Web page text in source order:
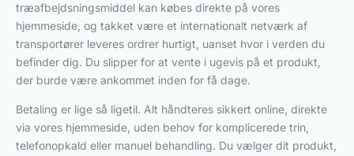
træafbejdsningsmiddel kan købes direkte på vores
hjemmeside, og takket være et internationalt netværk af
transportører leveres ordrer hurtigt, uanset hvor i verden du
befinder dig. Du slipper for at vente i ugevis på et produkt,
der burde være ankommet inden for få dage.
Betaling er lige så ligetil. Alt håndteres sikkert online, direkte
via vores hjemmeside, uden behov for komplicerede trin,
telefonopkald eller manuel behandling. Du vælger dit produkt,